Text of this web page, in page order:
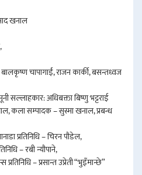
खनाल
चापागाईं, राजन कार्की, बसन्तध्वज
सल्लाहकार: अधिबक्ता बिष्णु भट्टराई
कला सम्पादक – सुस्मा खनाल, प्रबन्ध
प्रतिनिधि – चिरन पौडेल,
– रबी न्यौपाने,
प्रतिनिधि – प्रसान्त उप्रेती “भुइँमान्छे”